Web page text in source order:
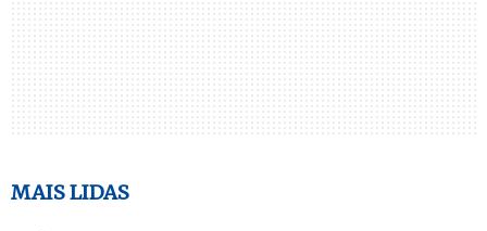
MAIS LIDAS